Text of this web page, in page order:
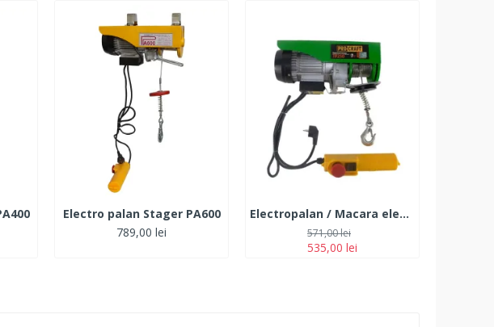
Electro palan Stager PA600
789,00 lei
Electropalan / Macara electrica PROCRAFT TP250 125/250 Kg , 540W
535,00 lei
571,00 lei